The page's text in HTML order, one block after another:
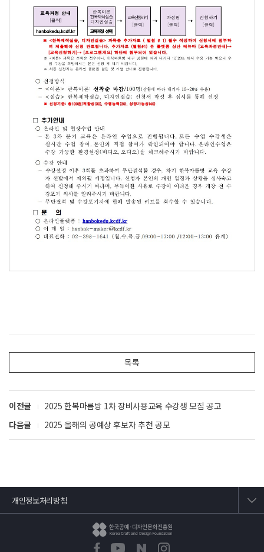
목록
이전글
2025 한복마름방 1차 장비사용교육 수강생 모집 공고
다음글
2025 올해의 공예상 후보자 추천 공모
개인정보처리방침